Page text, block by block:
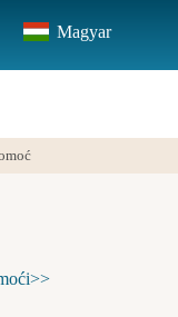
Magyar